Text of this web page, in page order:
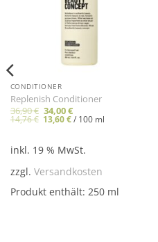
CONDITIONER
Replenish Conditioner
36,90€ Ursprünglicher
Preis
war:
34,00€Aktueller
Preis
ist:
14,76€ 13,60€ / 100 ml
inkl. 19 % MwSt.
zzgl. Versandkosten
Produkt enthält: 250 ml